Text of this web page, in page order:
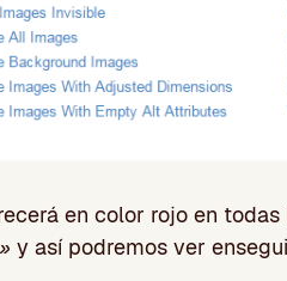
en color rojo en
y así podremos ver